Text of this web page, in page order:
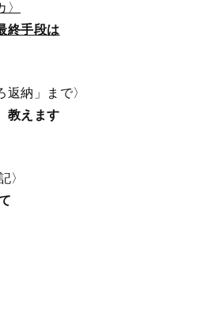
終手段は
返納」まで〉
教えます
〉